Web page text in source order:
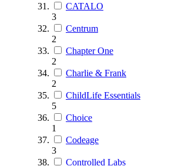
CATALO
3
Centrum
2
Chapter One
2
Charlie & Frank
2
ChildLife Essentials
5
Choice
1
Codeage
3
Controlled Labs